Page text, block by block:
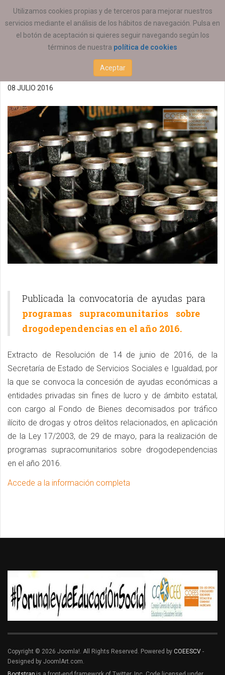
Utilizamos cookies propias y de terceros para mejorar nuestros
servicios mediante el análisis de los hábitos de navegación. Pulsa en
el botón de aceptación si quieres seguir navegando según los
términos de nuestra política de cookies
Aceptar
ESTÁ AQUÍ: ACTUALIDAD ESTATAL
Ayudas programas sobre
drogodependencias 2016
08 JULIO 2016
Publicada la convocatoria de ayudas para
programas supracomunitarios sobre
drogodependencias en el año 2016.
Extracto de Resolución de 14 de junio de 2016, de la
Secretaría de Estado de Servicios Sociales e Igualdad, por
la que se convoca la concesión de ayudas económicas a
entidades privadas sin fines de lucro y de ámbito estatal,
con cargo al Fondo de Bienes decomisados por tráfico
ilícito de drogas y otros delitos relacionados, en aplicación
de la Ley 17/2003, de 29 de mayo, para la realización de
programas supracomunitarios sobre drogodependencias
en el año 2016.
Accede a la información completa
Copyright © 2026 Joomla!. All Rights Reserved. Powered by COEESCV -
Designed by JoomlArt.com.